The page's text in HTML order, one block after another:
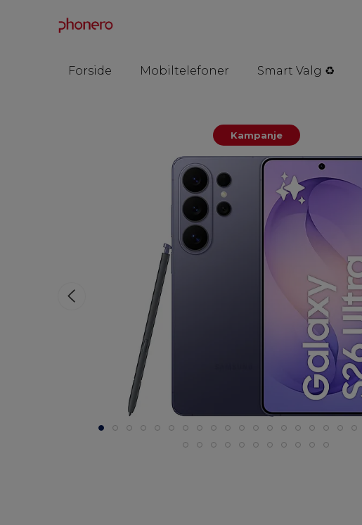
Forside Mobiltelefoner Smart Valg ♻️
Kampanje